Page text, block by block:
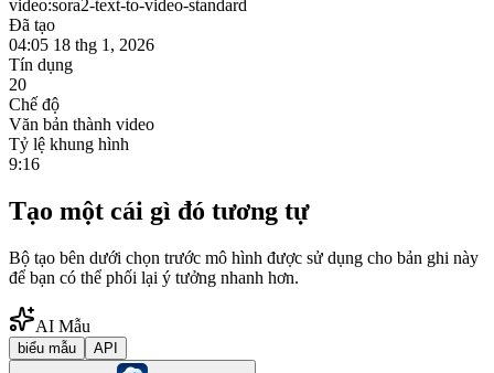
video:sora2-text-to-video-standard
Đã tạo
04:05 18 thg 1, 2026
Tín dụng
20
Chế độ
Văn bản thành video
Tỷ lệ khung hình
9:16
Tạo một cái gì đó tương tự
Bộ tạo bên dưới chọn trước mô hình được sử dụng cho bản ghi này
để bạn có thể phối lại ý tưởng nhanh hơn.
AI Mẫu
biểu mẫu API